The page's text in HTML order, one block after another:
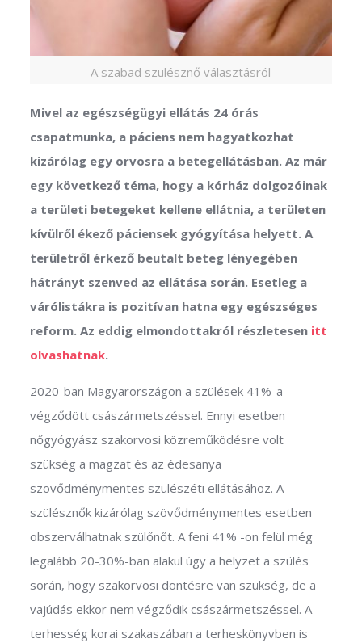
A szabad szülésznő választásról
Mivel az egészségügyi ellátás 24 órás
csapatmunka, a páciens nem hagyatkozhat
kizárólag egy orvosra a betegellátásban. Az már
egy következő téma, hogy a kórház dolgozóinak
a területi betegeket kellene ellátnia, a területen
kívülről ékező páciensek gyógyítása helyett. A
területről érkező beutalt beteg lényegében
hátrányt szenved az ellátása során. Esetleg a
várólistákra is pozitívan hatna egy egészséges
reform. Az eddig elmondottakról részletesen itt
olvashatnak.
2020-ban Magyarországon a szülések 41%-a
végződött császármetszéssel. Ennyi esetben
nőgyógyász szakorvosi közreműködésre volt
szükség a magzat és az édesanya
szövődménymentes szülészéti ellátásához. A
szülésznők kizárólag szövődménymentes esetben
obszerválhatnak szülőnőt. A feni 41% -on felül még
legalább 20-30%-ban alakul úgy a helyzet a szülés
során, hogy szakorvosi döntésre van szükség, de a
vajúdás ekkor nem végződik császármetszéssel. A
terhesség korai szakaszában a terheskönyvben is